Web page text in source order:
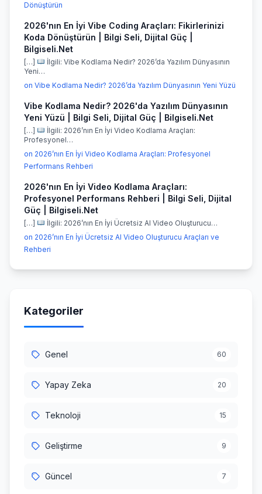
Dönüştürün
2026'nın En İyi Vibe Coding Araçları: Fikirlerinizi
Koda Dönüştürün | Bilgi Seli, Dijital Güç |
Bilgiseli.Net
[…]
İlgili: Vibe Kodlama Nedir? 2026’da Yazılım Dünyasının
Yeni…
on Vibe Kodlama Nedir? 2026’da Yazılım Dünyasının Yeni Yüzü
Vibe Kodlama Nedir? 2026'da Yazılım Dünyasının
Yeni Yüzü | Bilgi Seli, Dijital Güç | Bilgiseli.Net
[…]
İlgili: 2026’nın En İyi Video Kodlama Araçları:
Profesyonel…
on 2026’nın En İyi Video Kodlama Araçları: Profesyonel
Performans Rehberi
2026'nın En İyi Video Kodlama Araçları:
Profesyonel Performans Rehberi | Bilgi Seli, Dijital
Güç | Bilgiseli.Net
[…]
İlgili: 2026’nın En İyi Ücretsiz AI Video Oluşturucu…
on 2026’nın En İyi Ücretsiz AI Video Oluşturucu Araçları ve
Rehberi
Kategoriler
Genel 60
Yapay Zeka 20
Teknoloji 15
Geliştirme 9
Güncel 7